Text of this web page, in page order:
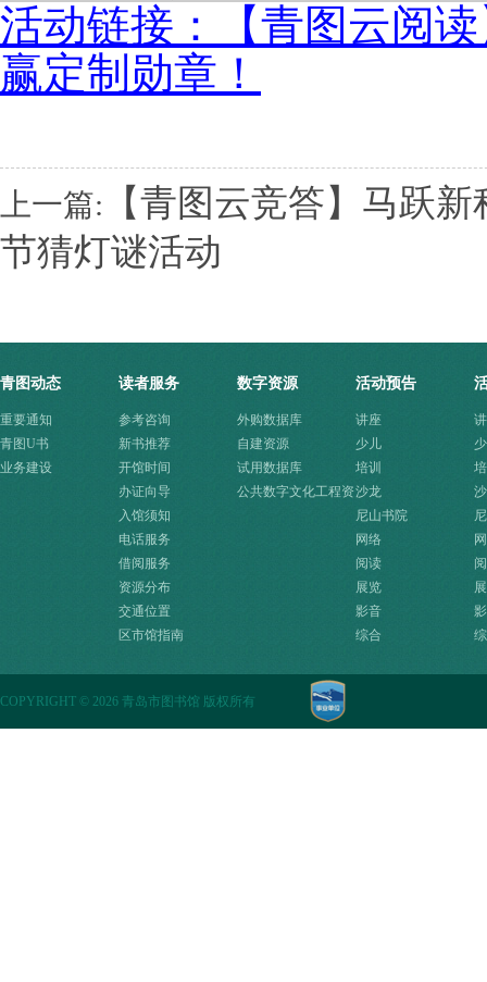
活动链接：【青图云阅
赢定制勋章！
上一篇:
【青图云竞答】马跃
节猜灯谜活动
青图动态
重要通知
青图U书
业务建设
读者服务
参考咨询
新书推荐
开馆时间
办证向导
入馆须知
电话服务
借阅服务
资源分布
交通位置
区市馆指南
数字资源
外购数据库
自建资源
试用数据库
公共数字文化工程资
活动预告
讲座
少儿
培训
沙龙
尼山书院
网络
阅读
展览
影音
综合
COPYRIGHT © 2026 青岛市图书馆 版权所有